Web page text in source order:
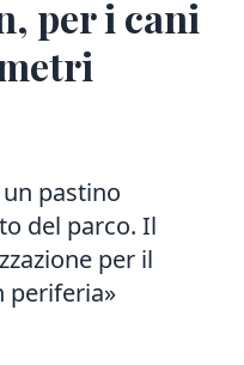
per i cani
pastino
del parco. Il
per il
periferia»